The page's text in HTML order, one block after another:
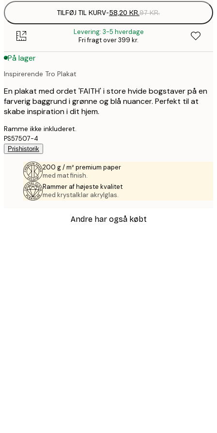
TILFØJ TIL KURV-58,20 KR.97 KR.
Levering: 3-5 hverdage
Fri fragt over 399 kr.
På lager
Inspirerende Tro Plakat
En plakat med ordet 'FAITH' i store hvide bogstaver på en
farverig baggrund i grønne og blå nuancer. Perfekt til at
skabe inspiration i dit hjem.
Ramme ikke inkluderet.
PS57507-4
Prishistorik
200 g / m² premium paper
med mat finish.
Rammer af højeste kvalitet
med krystalklar akrylglas.
Andre har også købt